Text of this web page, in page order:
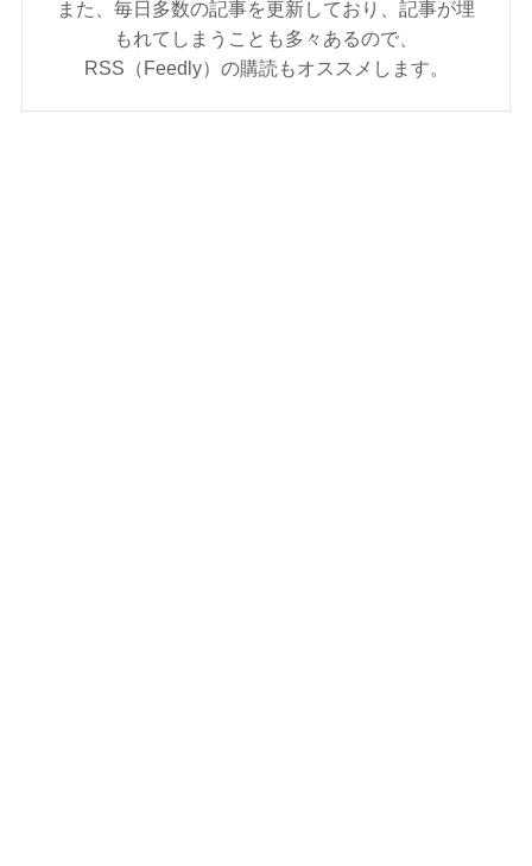
また、毎日多数の記事を更新しており、記事が埋
もれてしまうことも多々あるので、
RSS（Feedly）の購読もオススメします。